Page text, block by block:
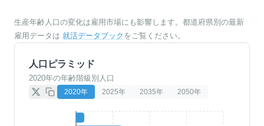
生産年齢人口の変化は雇用市場にも影響します。都道府県別の最新
雇用データは 就活データブック をご覧ください。
人口ピラミッド
2020年の年齢階級別人口
2020年 2025年 2035年 2050年